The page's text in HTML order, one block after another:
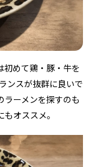
テイクアウト
歯列矯正・審美歯
科
ライフイベント
初めて鶏・豚・牛を
ンスが抜群に良いで
ーメンを探すのも
オススメ。